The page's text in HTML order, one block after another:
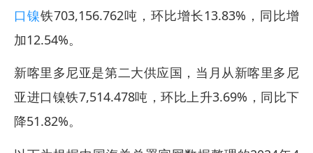
口镍铁703,156.762吨，环比增长13.83%，同比增
加12.54%。
新喀里多尼亚是第二大供应国，当月从新喀里多尼
亚进口镍铁7,514.478吨，环比上升3.69%，同比下
降51.82%。